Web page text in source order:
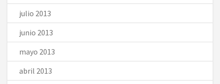
julio 2013
junio 2013
mayo 2013
abril 2013